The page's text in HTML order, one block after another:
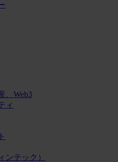
、Web3
ィ
ンテック）